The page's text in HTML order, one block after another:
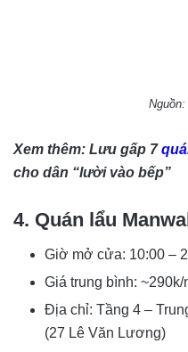
Xem thêm: Lưu gấp 7
cho dân “lười vào bếp”
4. Quán lẩu
Giờ mở cửa: 10:00 –
Giá trung bình:
Địa chỉ: Tầng 4 –
(27 Lê Văn Lương)